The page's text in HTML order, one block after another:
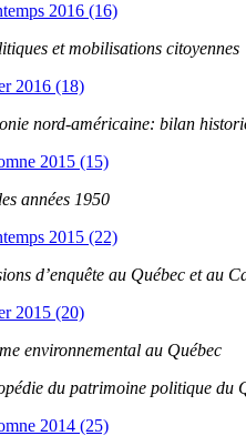
2016 (16)
et mobilisations citoyennes
2016 (18)
nord-américaine: bilan
2015 (15)
années 1950
2015 (22)
d’enquête au Québec et au
2015 (20)
environnemental au Québec
du patrimoine politique du
2014 (25)